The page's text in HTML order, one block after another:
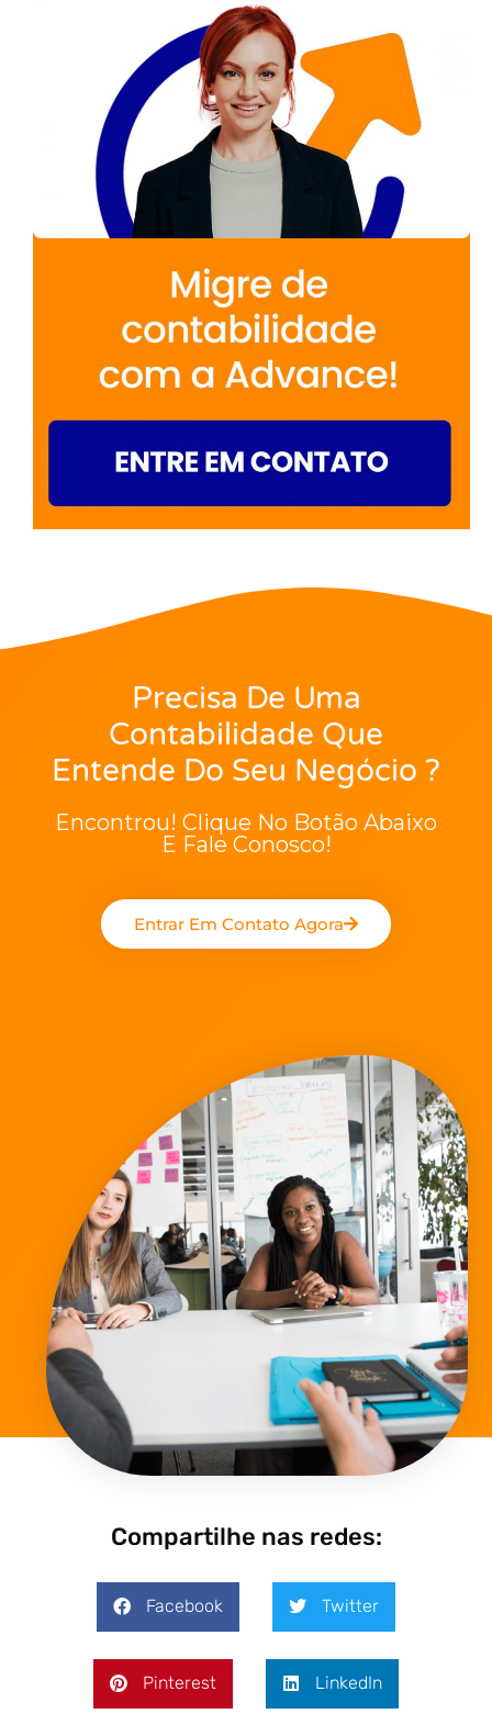
Precisa De Uma
Contabilidade Que
Entende Do Seu Negócio ?
Encontrou! Clique No Botão Abaixo
E Fale Conosco!
Entrar Em Contato Agora
Compartilhe nas redes:
Facebook Twitter
Pinterest LinkedIn